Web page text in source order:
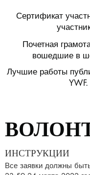
Сертификат
Почетная
вошедшие в
Лучшие работы
YWF.
ИНСТРУКЦИИ
Все заявки должны